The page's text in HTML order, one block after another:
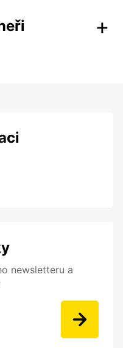
newsletteru a